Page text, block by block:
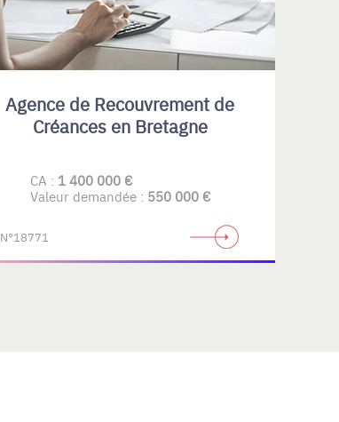
Agence de Recouvrement de
Créances en Bretagne
CA : 1 400 000 €
Valeur demandée : 550 000 €
N°18771